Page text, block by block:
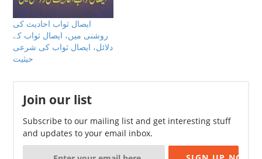
ایصال ثواب احادیث کی
روشنی میں، ایصال ثواب کے
دلائل، ایصال ثواب کی شرعی
حیثیت
Join our list
Subscribe to our mailing list and get interesting stuff
and updates to your email inbox.